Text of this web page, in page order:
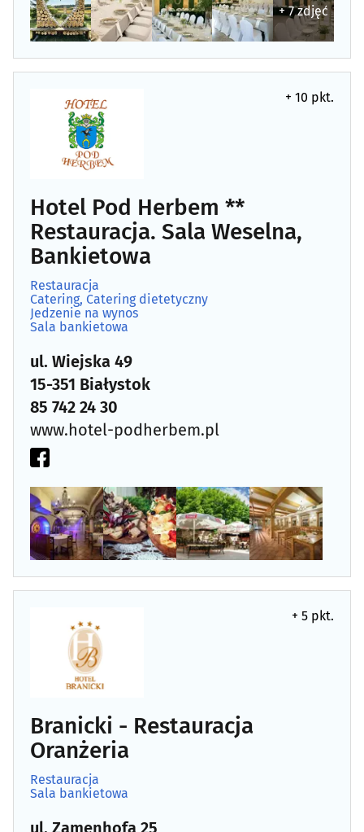
+ 7 zdjęć
+ 10 pkt.
Hotel Pod Herbem **
Restauracja. Sala Weselna,
Bankietowa
Restauracja
Catering, Catering dietetyczny
Jedzenie na wynos
Sala bankietowa
ul. Wiejska 49
15-351 Białystok
85 742 24 30
www.hotel-podherbem.pl
+ 5 pkt.
Branicki - Restauracja
Oranżeria
Restauracja
Sala bankietowa
ul. Zamenhofa 25